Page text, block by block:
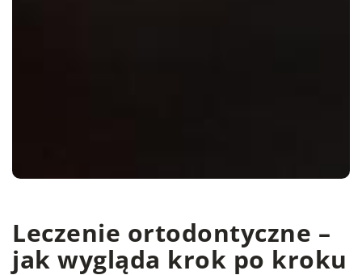
Leczenie ortodontyczne –
jak wygląda krok po kroku